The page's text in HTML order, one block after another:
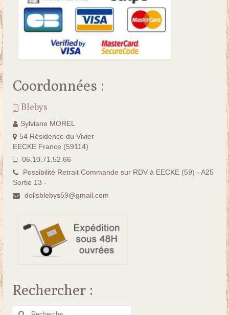
Coordonnées :
Blebys
Sylviane MOREL
54 Résidence du Vivier
EECKE France (59114)
06.10.71.52.66
Possibilité Retrait Commande sur RDV à EECKE (59) - A25
Sortie 13 -
dollsblebys59@gmail.com
Rechercher :
Rechercher